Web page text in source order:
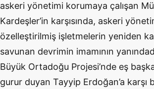
askeri yönetimi korumaya çalışan
Kardeşler’in karşısında, askeri
özelleştirilmiş işletmelerin yeniden
savunan devrimin imamının
Büyük Ortadoğu Projesi’nde eş
gurur duyan Tayyip Erdoğan’a karşı